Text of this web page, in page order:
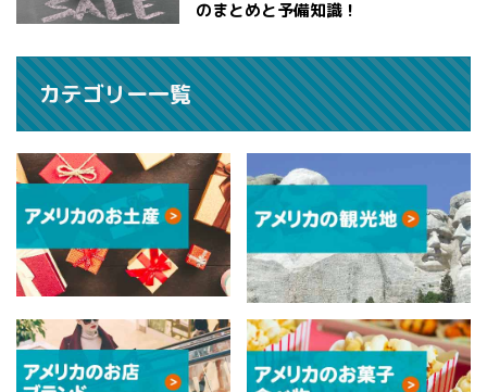
のまとめと予備知識！
カテゴリー一覧